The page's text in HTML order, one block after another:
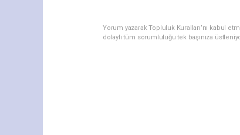
Yorum yazarak Topluluk Kuralları’nı kabul
dolaylı tüm sorumluluğu tek başınıza